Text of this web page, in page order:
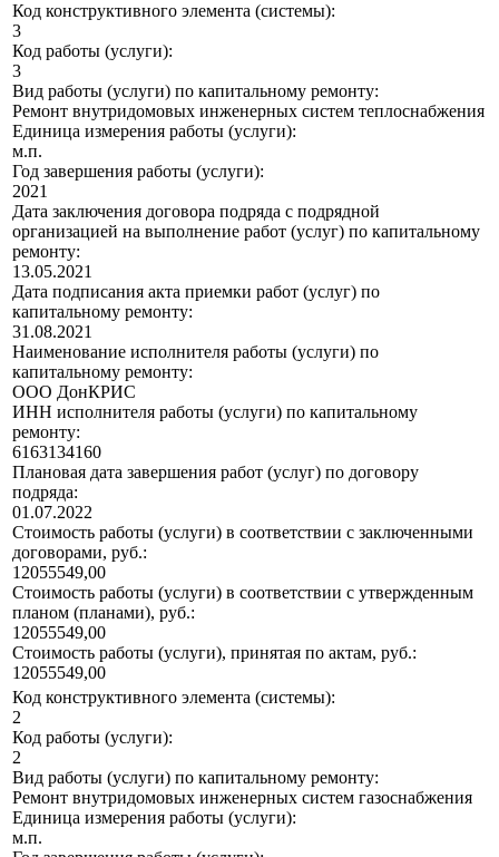
Код конструктивного элемента (системы):
3
Код работы (услуги):
3
Вид работы (услуги) по капитальному ремонту:
Ремонт внутридомовых инженерных систем теплоснабжения
Единица измерения работы (услуги):
м.п.
Год завершения работы (услуги):
2021
Дата заключения договора подряда с подрядной
организацией на выполнение работ (услуг) по капитальному
ремонту:
13.05.2021
Дата подписания акта приемки работ (услуг) по
капитальному ремонту:
31.08.2021
Наименование исполнителя работы (услуги) по
капитальному ремонту:
ООО ДонКРИС
ИНН исполнителя работы (услуги) по капитальному
ремонту:
6163134160
Плановая дата завершения работ (услуг) по договору
подряда:
01.07.2022
Стоимость работы (услуги) в соответствии с заключенными
договорами, руб.:
12055549,00
Стоимость работы (услуги) в соответствии с утвержденным
планом (планами), руб.:
12055549,00
Стоимость работы (услуги), принятая по актам, руб.:
12055549,00
Код конструктивного элемента (системы):
2
Код работы (услуги):
2
Вид работы (услуги) по капитальному ремонту:
Ремонт внутридомовых инженерных систем газоснабжения
Единица измерения работы (услуги):
м.п.